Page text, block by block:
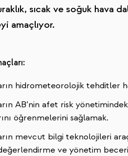
sıcak ve soğuk hava
amaçlıyor.
hidrometeorolojik tehditler
AB’nin afet risk
öğrenmelerini sağlamak.
mevcut bilgi teknolojileri
ve yönetim